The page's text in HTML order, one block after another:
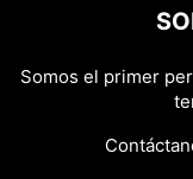
Somos el primer